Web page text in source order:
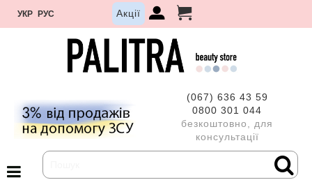
УКР РУС Акції
(067) 636 43 59
0800 301 044
безкоштовно, для
консультації